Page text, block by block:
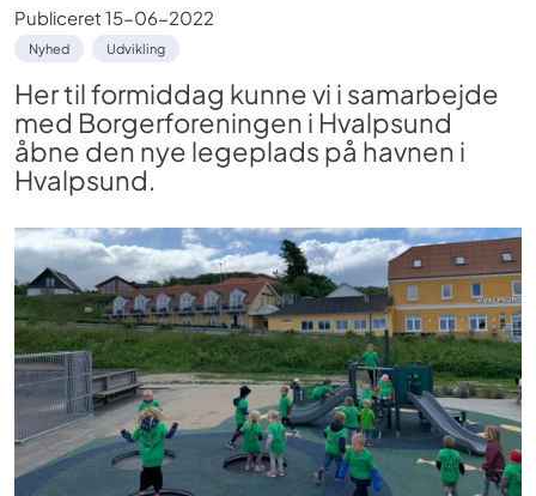
Publiceret 15-06-2022
Nyhed Udvikling
Her til formiddag kunne vi i samarbejde
med Borgerforeningen i Hvalpsund
åbne den nye legeplads på havnen i
Hvalpsund.